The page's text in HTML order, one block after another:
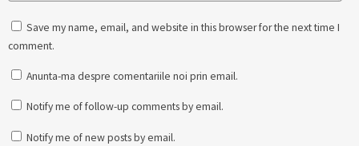
Save my name, email, and website in this browser for the next time I
comment.
Anunta-ma despre comentariile noi prin email.
Notify me of follow-up comments by email.
Notify me of new posts by email.